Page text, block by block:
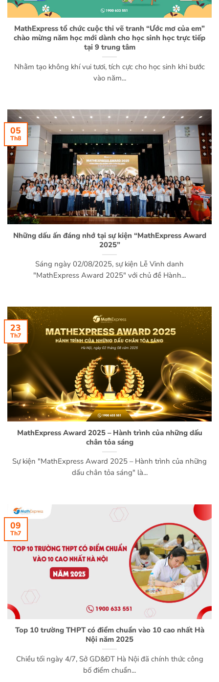
MathExpress tổ chức cuộc thi vẽ tranh “Ước mơ của em”
chào mừng năm học mới dành cho học sinh học trực tiếp
tại 9 trung tâm
Nhằm tạo không khí vui tươi, tích cực cho học sinh khi bước
vào năm...
Những dấu ấn đáng nhớ tại sự kiện “MathExpress Award
2025”
Sáng ngày 02/08/2025, sự kiện Lễ Vinh danh
"MathExpress Award 2025" với chủ đề Hành...
05
Th8
MathExpress Award 2025 – Hành trình của những dấu
chân tỏa sáng
Sự kiện "MathExpress Award 2025 – Hành trình của những
dấu chân tỏa sáng" là...
23
Th7
Top 10 trường THPT có điểm chuẩn vào 10 cao nhất Hà
Nội năm 2025
Chiều tối ngày 4/7, Sở GD&ĐT Hà Nội đã chính thức công
bố điểm chuẩn...
09
Th7